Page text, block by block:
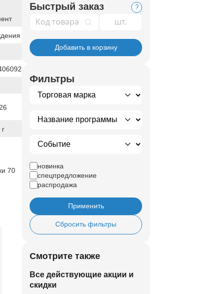
70
Быстрый заказ ?
Код товара
Добавить в корзину
Фильтры
новинка
спецпредложение
распродажа
Применить
Сбросить фильтры
Смотрите также
Все действующие акции и
скидки